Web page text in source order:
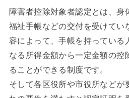
障害者控除対象者認定とは、身
福祉手帳などの交付を受けてい
容によって、手帳を持っている
なる所得金額から一定金額の控
ることができる制度です。
そして各区役所や市役所などが